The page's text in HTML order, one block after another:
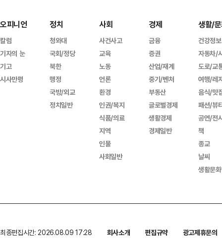
오피니언
칼럼
기자의 눈
기고
시사만평
정치
청와대
국회/정당
북한
행정
국방/외교
정치일반
사회
사건사고
교육
노동
언론
환경
인권/복지
식품/의료
지역
인물
사회일반
경제
금융
증권
산업/재계
중기/벤처
부동산
글로벌경제
생활경제
경제일반
생활/
건강정보
자동차/
도로/교
여행/레
음식/맛
패션/뷰
공연/전
책
종교
날씨
생활문
최종편집시간: 2026.08.09 17:28 회사소개 편집규약
광고제휴문의